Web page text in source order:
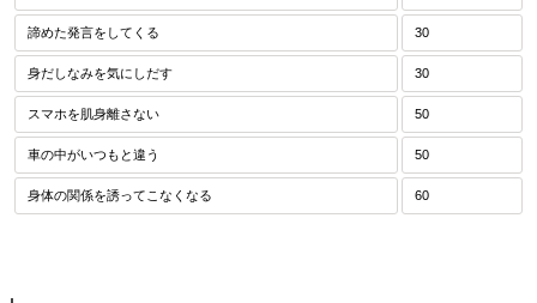
諦めた発言をしてくる 30
身だしなみを気にしだす 30
スマホを肌身離さない 50
車の中がいつもと違う 50
身体の関係を誘ってこなくなる 60